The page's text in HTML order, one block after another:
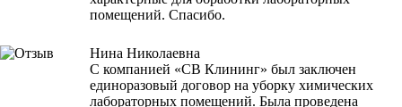
помещений. Спасибо.
Нина Николаевна
С компанией «СВ Клининг» был заключен
единоразовый договор на уборку химических
лабораторных помещений. Была проведена